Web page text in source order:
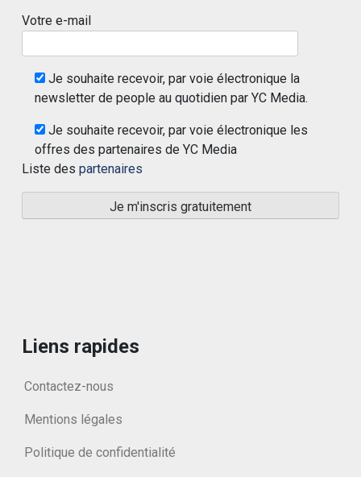
Votre e-mail
Je souhaite recevoir, par voie électronique la
newsletter de people au quotidien par YC Media.
Je souhaite recevoir, par voie électronique les
offres des partenaires de YC Media
Liste des partenaires
Liens rapides
Contactez-nous
Mentions légales
Politique de confidentialité